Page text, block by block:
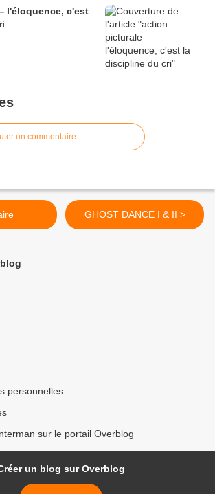
l'éloquence, c'est
un commentaire
GHOST DANCE I & II >
personnelles
sur le portail Overblog
un blog sur Overblog